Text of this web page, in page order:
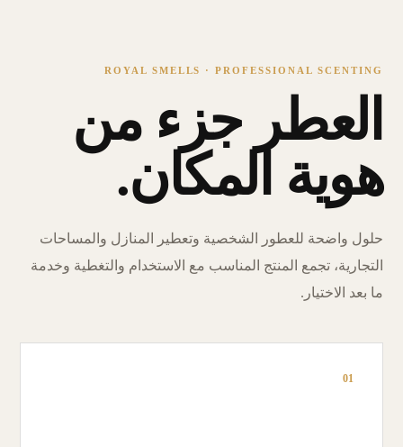
ROYAL SMELLS · PROFESSIONAL SCENTING
العطر جزء من
هوية المكان.
حلول واضحة للعطور الشخصية وتعطير المنازل والمساحات
التجارية، تجمع المنتج المناسب مع الاستخدام والتغطية وخدمة
ما بعد الاختيار.
01